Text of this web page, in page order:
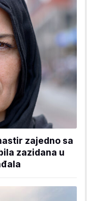
zajedno sa
zazidana u